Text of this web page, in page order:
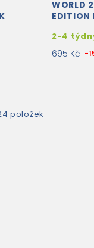
WORLD
EDITION
2-4
695 Kč -
položek